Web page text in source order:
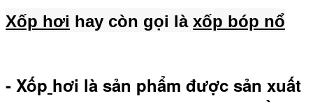
Xốp hơi hay còn gọi là xốp bóp nổ
- Xốp hơi là sản phẩm được sản xuất